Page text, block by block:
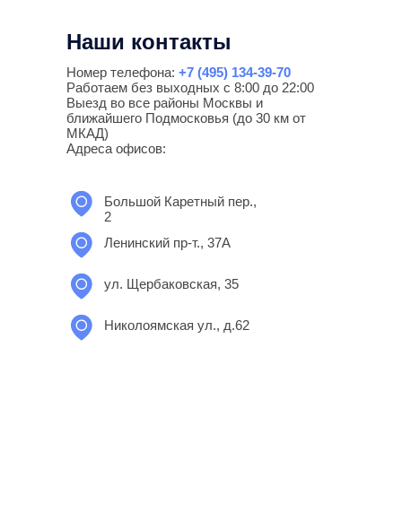
Большой Каретный пер.,
2
Ленинский пр-т., 37А
ул. Щербаковская, 35
Николоямская ул., д.62
Наши контакты
Номер телефона: +7 (495) 134-39-70
Работаем без выходных с 8:00 до 22:00
Выезд во все районы Москвы и
ближайшего Подмосковья (до 30 км от
МКАД)
Адреса офисов: